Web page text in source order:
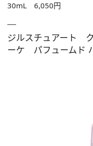
30mL 6,050円
ジルスチュアート
ーケ パフュームド